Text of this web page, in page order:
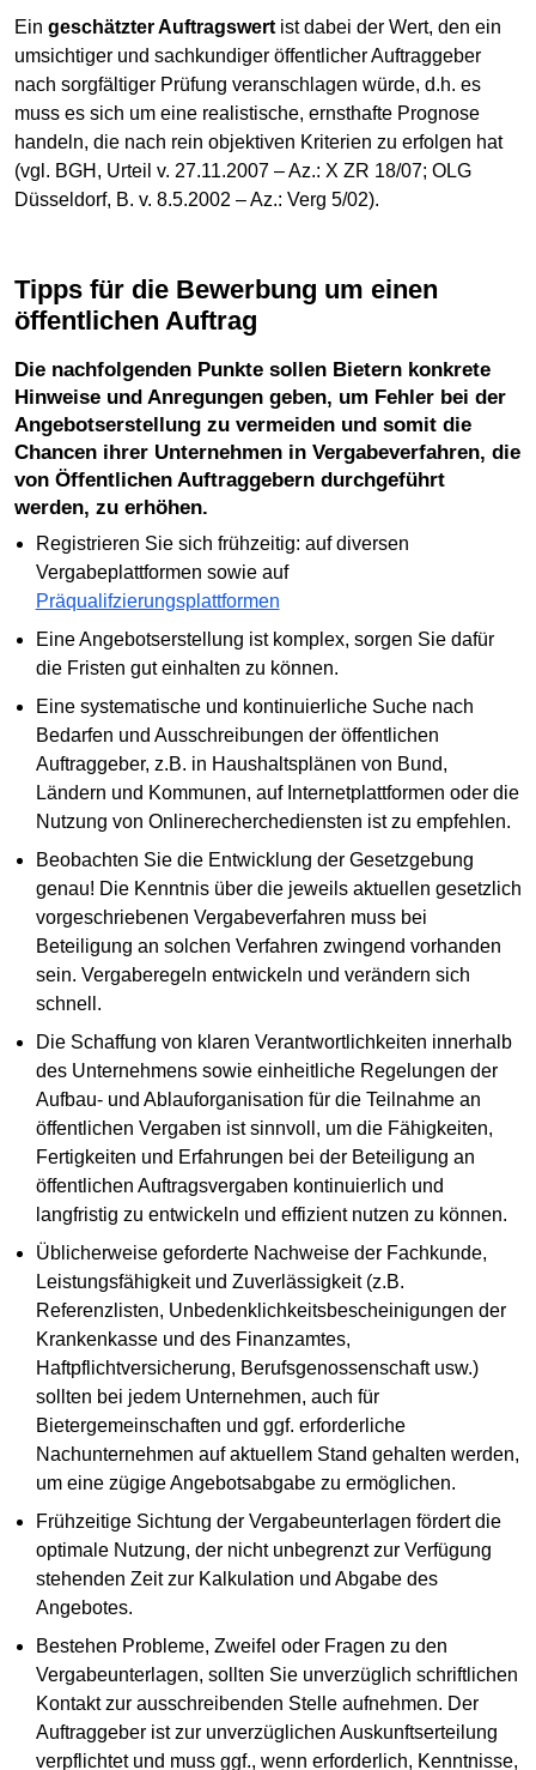
Ein geschätzter Auftragswert ist dabei der Wert, den ein
umsichtiger und sachkundiger öffentlicher Auftraggeber
nach sorgfältiger Prüfung veranschlagen würde, d.h. es
muss es sich um eine realistische, ernsthafte Prognose
handeln, die nach rein objektiven Kriterien zu erfolgen hat
(vgl. BGH, Urteil v. 27.11.2007 – Az.: X ZR 18/07; OLG
Düsseldorf, B. v. 8.5.2002 – Az.: Verg 5/02).
Tipps für die Bewerbung um einen
öffentlichen Auftrag
Die nachfolgenden Punkte sollen Bietern konkrete
Hinweise und Anregungen geben, um Fehler bei der
Angebotserstellung zu vermeiden und somit die
Chancen ihrer Unternehmen in Vergabeverfahren, die
von Öffentlichen Auftraggebern durchgeführt
werden, zu erhöhen.
Registrieren Sie sich frühzeitig: auf diversen
Vergabeplattformen sowie auf
Präqualifzierungsplattformen
Eine Angebotserstellung ist komplex, sorgen Sie dafür
die Fristen gut einhalten zu können.
Eine systematische und kontinuierliche Suche nach
Bedarfen und Ausschreibungen der öffentlichen
Auftraggeber, z.B. in Haushaltsplänen von Bund,
Ländern und Kommunen, auf Internetplattformen oder die
Nutzung von Onlinerecherchediensten ist zu empfehlen.
Beobachten Sie die Entwicklung der Gesetzgebung
genau! Die Kenntnis über die jeweils aktuellen gesetzlich
vorgeschriebenen Vergabeverfahren muss bei
Beteiligung an solchen Verfahren zwingend vorhanden
sein. Vergaberegeln entwickeln und verändern sich
schnell.
Die Schaffung von klaren Verantwortlichkeiten innerhalb
des Unternehmens sowie einheitliche Regelungen der
Aufbau- und Ablauforganisation für die Teilnahme an
öffentlichen Vergaben ist sinnvoll, um die Fähigkeiten,
Fertigkeiten und Erfahrungen bei der Beteiligung an
öffentlichen Auftragsvergaben kontinuierlich und
langfristig zu entwickeln und effizient nutzen zu können.
Üblicherweise geforderte Nachweise der Fachkunde,
Leistungsfähigkeit und Zuverlässigkeit (z.B.
Referenzlisten, Unbedenklichkeitsbescheinigungen der
Krankenkasse und des Finanzamtes,
Haftpflichtversicherung, Berufsgenossenschaft usw.)
sollten bei jedem Unternehmen, auch für
Bietergemeinschaften und ggf. erforderliche
Nachunternehmen auf aktuellem Stand gehalten werden,
um eine zügige Angebotsabgabe zu ermöglichen.
Frühzeitige Sichtung der Vergabeunterlagen fördert die
optimale Nutzung, der nicht unbegrenzt zur Verfügung
stehenden Zeit zur Kalkulation und Abgabe des
Angebotes.
Bestehen Probleme, Zweifel oder Fragen zu den
Vergabeunterlagen, sollten Sie unverzüglich schriftlichen
Kontakt zur ausschreibenden Stelle aufnehmen. Der
Auftraggeber ist zur unverzüglichen Auskunftserteilung
verpflichtet und muss ggf., wenn erforderlich, Kenntnisse,